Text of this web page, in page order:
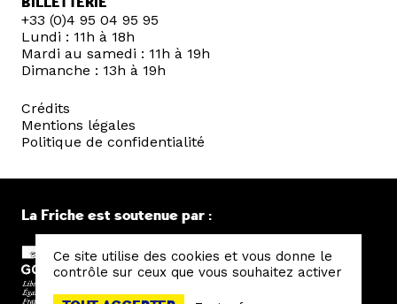
+33 (0)4 95 04 95 95
Lundi : 11h à 18h
Mardi au samedi : 11h à 19h
Dimanche : 13h à 19h
Crédits
Mentions légales
Politique de confidentialité
La Friche est soutenue par :
Ce site utilise des cookies et vous donne le
contrôle sur ceux que vous souhaitez activer